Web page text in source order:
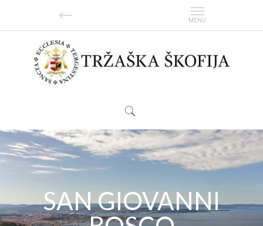
SAN GIOVANNI